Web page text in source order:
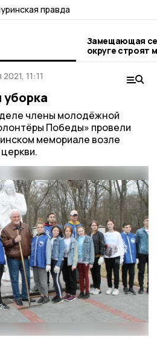
Замещающая
округе строят
11:11
уборка
члены молодёжной
Победы» провели
мемориале возле